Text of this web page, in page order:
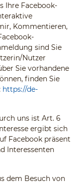
Ihre Facebook-
Kommentieren,
sind Sie
Nutzer
Sie vorhandene
finden Sie
https://de-
uns ist Art. 6
ergibt sich
Facebook präsent
Interessenten
dem Besuch von